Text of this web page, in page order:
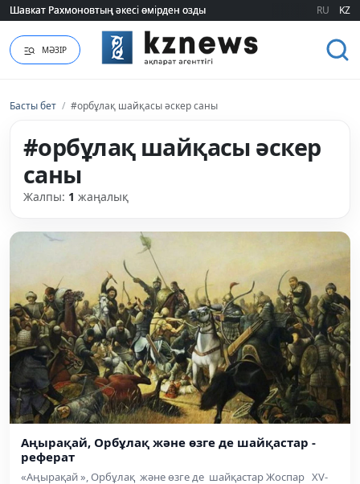
Шавкат Рахмоновтың әкесі өмірден озды
Шавкат Рахмоновтың әкесі өмірден озды RU KZ
МӘЗІР
Басты бет / #орбұлақ шайқасы әскер саны
#орбұлақ шайқасы әскер
саны
Жалпы: 1 жаңалық
Аңырақай, Орбұлақ және өзге де шайқастар -
реферат
«Аңырақай », Орбұлақ және өзге де шайқастар Жоспар XV-